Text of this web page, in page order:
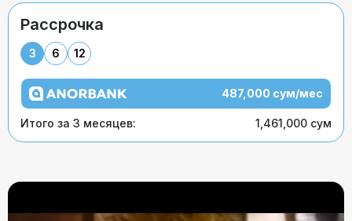
Рассрочка
3 6 12
487,000 сум/мес
Итого за 3 месяцев: 1,461,000 сум